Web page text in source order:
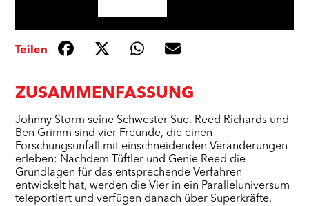
ZUSAMMENFASSUNG
Johnny Storm seine Schwester Sue, Reed Richards und
Ben Grimm sind vier Freunde, die einen
Forschungsunfall mit einschneidenden Veränderungen
erleben: Nachdem Tüftler und Genie Reed die
Grundlagen für das entsprechende Verfahren
entwickelt hat, werden die Vier in ein Paralleluniversum
teleportiert und verfügen danach über Superkräfte.
Teilen